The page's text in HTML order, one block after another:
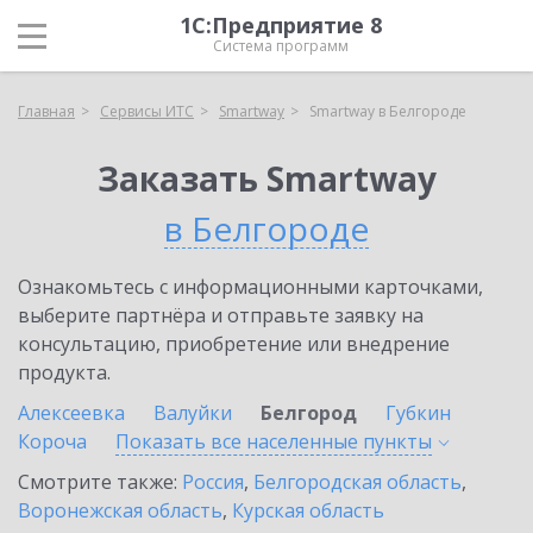
1С:Предприятие 8
Система программ
Главная Сервисы ИТС Smartway Smartway в Белгороде
Заказать Smartway
в Белгороде
Ознакомьтесь с информационными карточками,
выберите партнёра и отправьте заявку на
консультацию, приобретение или внедрение
продукта.
Алексеевка
Валуйки Белгород
Губкин
Короча
Показать все населенные пункты
Смотрите также: Россия, Белгородская область,
Воронежская область, Курская область